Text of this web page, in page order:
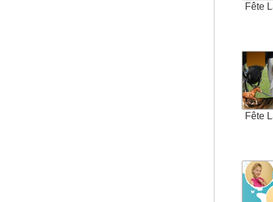
Fête
Fête